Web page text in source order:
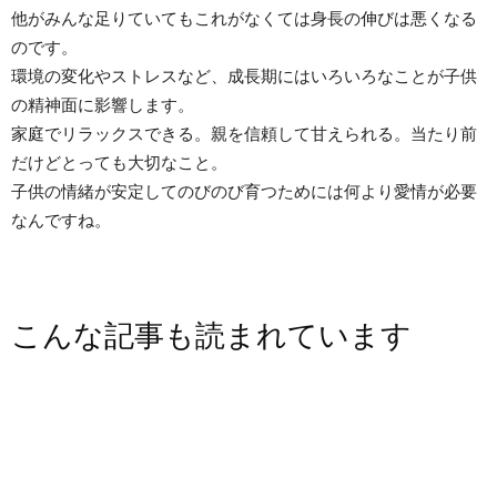
他がみんな足りていてもこれがなくては身長の伸びは悪くなる
のです。
環境の変化やストレスなど、成長期にはいろいろなことが子供
の精神面に影響します。
家庭でリラックスできる。親を信頼して甘えられる。当たり前
だけどとっても大切なこと。
子供の情緒が安定してのびのび育つためには何より愛情が必要
なんですね。
こんな記事も読まれています